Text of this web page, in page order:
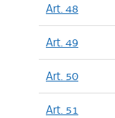
Art. 48
Art. 49
Art. 50
Art. 51